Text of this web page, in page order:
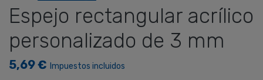
Espejo rectangular acrílico
personalizado de 3 mm
5,69 € Impuestos incluidos